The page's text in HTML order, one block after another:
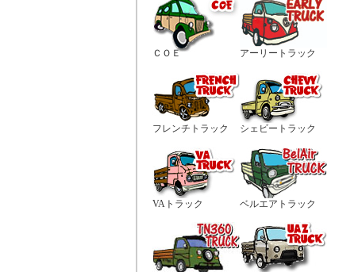
ＣＯＥ アーリートラック
フレンチトラック シェビートラック
VAトラック ベルエアトラック